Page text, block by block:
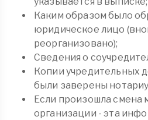
Каким образом было
юридическое лицо
реорганизовано);
Сведения о
Копии учредительных
были заверены
Если произошла смена
организации - эта